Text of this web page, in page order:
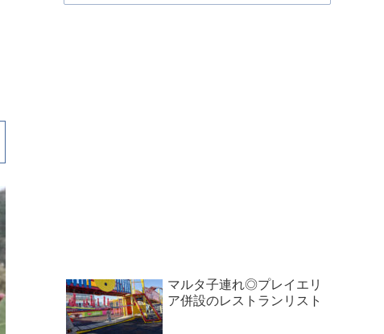
マルタ子連れ◎プレイエリ
ア併設のレストランリスト